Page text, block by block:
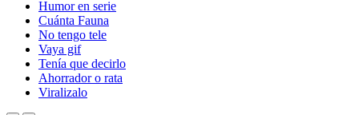
Humor en serie
Cuánta Fauna
No tengo tele
Vaya gif
Tenía que decirlo
Ahorrador o rata
Viralizalo